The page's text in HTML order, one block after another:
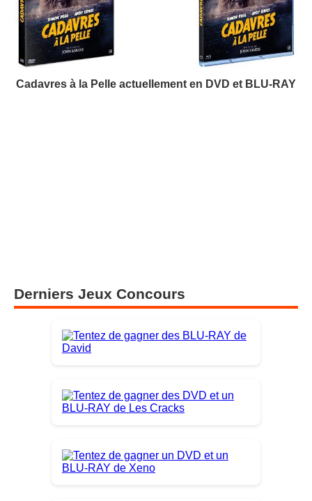
Cadavres à la Pelle actuellement en DVD et BLU-RAY
Derniers Jeux Concours